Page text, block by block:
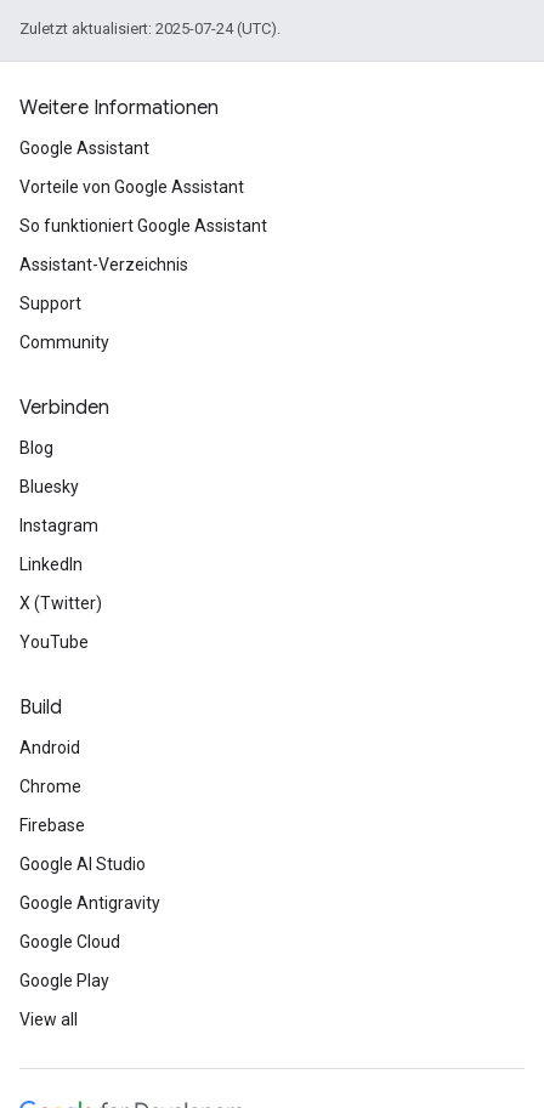
Zuletzt aktualisiert: 2025-07-24 (UTC).
Weitere Informationen
Google Assistant
Vorteile von Google Assistant
So funktioniert Google Assistant
Assistant-Verzeichnis
Support
Community
Verbinden
Blog
Bluesky
Instagram
LinkedIn
X (Twitter)
YouTube
Build
Android
Chrome
Firebase
Google AI Studio
Google Antigravity
Google Cloud
Google Play
View all